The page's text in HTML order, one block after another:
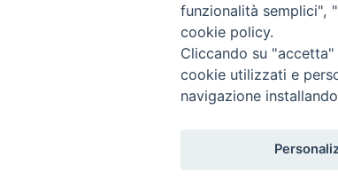
funzionalità semplici",
cookie policy.
Cliccando su
cookie utilizzati e
navigazione